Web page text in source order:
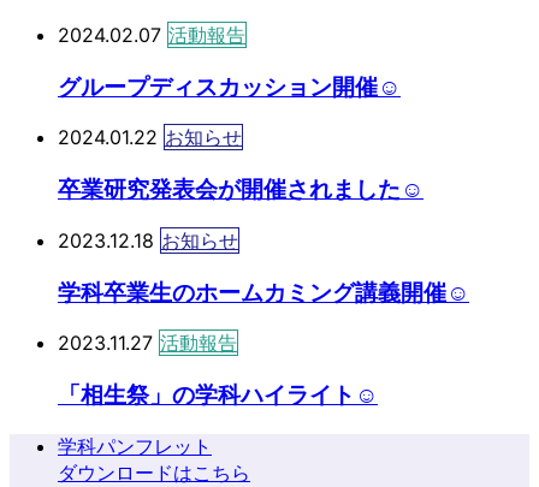
2024.02.07 活動報告
グループディスカッション開催☺
2024.01.22 お知らせ
卒業研究発表会が開催されました☺
2023.12.18 お知らせ
学科卒業生のホームカミング講義開催☺
2023.11.27 活動報告
「相生祭」の学科ハイライト☺
学科パンフレット
ダウンロードはこちら